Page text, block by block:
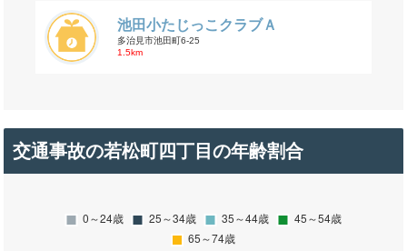
池田小たじっこクラブＡ
多治見市池田町6-25
1.5km
交通事故の若松町四丁目の年齢割合